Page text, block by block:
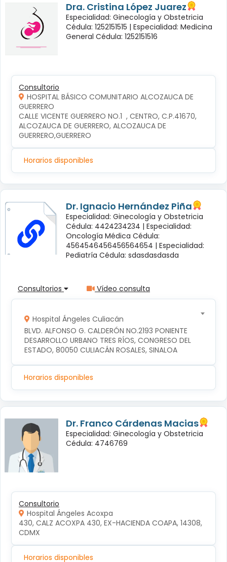
Dra. Cristina López Juarez
Especialidad: Ginecología y Obstetricia
Cédula: 1252151515 | Especialidad: Medicina
General Cédula: 1252151516
Consultorio
HOSPITAL BÁSICO COMUNITARIO ALCOZAUCA DE
GUERRERO
CALLE VICENTE GUERRERO NO.1  , CENTRO, C.P.41670,
ALCOZAUCA DE GUERRERO, ALCOZAUCA DE
GUERRERO,GUERRERO
Horarios disponibles
Dr. Ignacio Hernández Piña
Especialidad: Ginecología y Obstetricia
Cédula: 4424234234 | Especialidad:
Oncología Médica Cédula:
4564546456456564654 | Especialidad:
Pediatría Cédula: sdasdasdasda
Consultorios Vídeo consulta
Hospital Ángeles Culiacán
BLVD. ALFONSO G. CALDERÓN NO.2193 PONIENTE
DESARROLLO URBANO TRES RÍOS, CONGRESO DEL
ESTADO, 80050 CULIACÁN ROSALES, SINALOA
Horarios disponibles
Dr. Franco Cárdenas Macias
Especialidad: Ginecología y Obstetricia
Cédula: 4746769
Consultorio
Hospital Ángeles Acoxpa
430, CALZ ACOXPA 430, EX-HACIENDA COAPA, 14308,
CDMX
Horarios disponibles